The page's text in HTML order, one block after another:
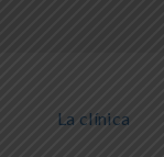
La clínica